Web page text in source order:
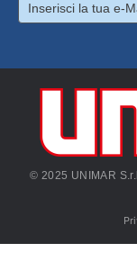
© 2025 UNIMAR